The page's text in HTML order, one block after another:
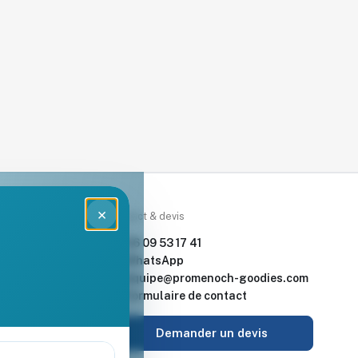
× Contact & devis
06 09 53 17 41
WhatsApp
equipe@promenoch-goodies.com
Formulaire de contact
Demander un devis